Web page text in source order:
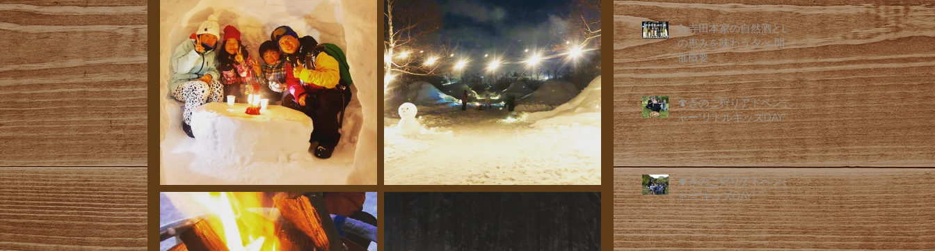
🍶寺田本家の自然酒と山
の恵みを味わう夕べ 開
催概要
🍄きのこ狩りアドベンチ
ャー"リトルキッズDAY"
🍄きのこ狩りアドベンチ
ャー"キッズDAY"